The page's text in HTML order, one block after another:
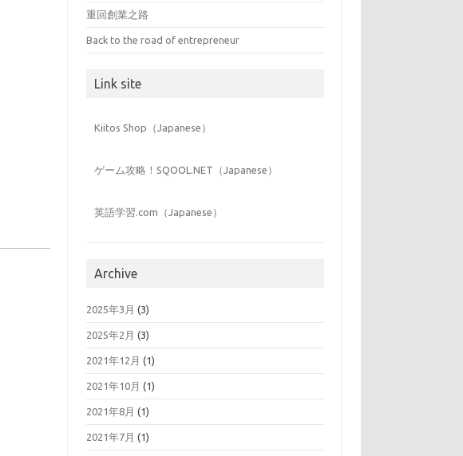
重回創業之路
Back to the road of entrepreneur
Link site
Kiitos Shop（Japanese）
ゲーム攻略！SQOOL.NET（Japanese）
英語学習.com（Japanese）
Archive
2025年3月 (3)
2025年2月 (3)
2021年12月 (1)
2021年10月 (1)
2021年8月 (1)
2021年7月 (1)